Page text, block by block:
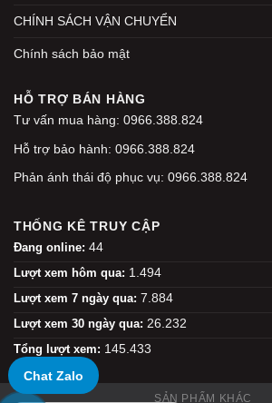
CHÍNH SÁCH VẬN CHUYỂN
Chính sách bảo mật
HỖ TRỢ BÁN HÀNG
Tư vấn mua hàng: 0966.388.824
Hỗ trợ bảo hành: 0966.388.824
Phản ánh thái độ phục vụ: 0966.388.824
THỐNG KÊ TRUY CẬP
Đang online: 44
Lượt xem hôm qua: 1.494
Lượt xem 7 ngày qua: 7.884
Lượt xem 30 ngày qua: 26.232
Tổng lượt xem: 145.433
SẢN PHẨM KHÁC
Chat Zalo